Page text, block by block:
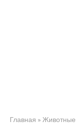
Главная » Животные